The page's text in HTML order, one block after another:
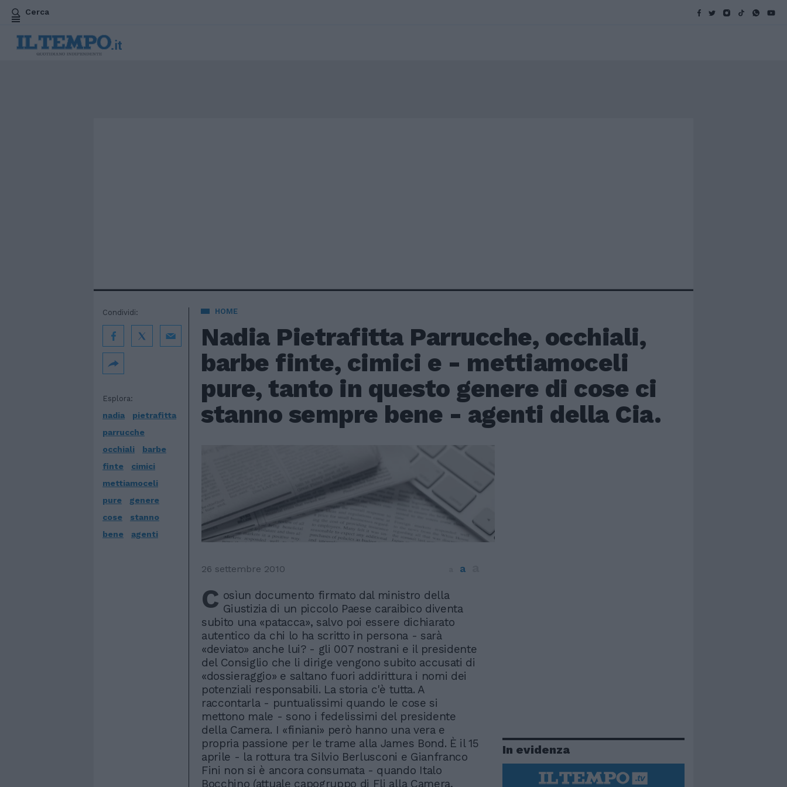
Cerca
HOME
Nadia Pietrafitta Parrucche, occhiali,
barbe finte, cimici e - mettiamoceli
pure, tanto in questo genere di cose ci
stanno sempre bene - agenti della Cia.
Esplora:
nadia
pietrafitta
parrucche
occhiali
barbe
finte
cimici
mettiamoceli
pure
genere
cose
stanno
bene
agenti
Condividi:
26 settembre 2010 a
C osìun documento firmato dal ministro della
Giustizia di un piccolo Paese caraibico diventa
subito una «patacca», salvo poi essere dichiarato
autentico da chi lo ha scritto in persona - sarà
«deviato» anche lui? - gli 007 nostrani e il presidente
del Consiglio che li dirige vengono subito accusati di
«dossieraggio» e saltano fuori addirittura i nomi dei
potenziali responsabili. La storia c'è tutta. A
raccontarla - puntualissimi quando le cose si
mettono male - sono i fedelissimi del presidente
della Camera. I «finiani» però hanno una vera e
propria passione per le trame alla James Bond. È il 15
aprile - la rottura tra Silvio Berlusconi e Gianfranco
Fini non si è ancora consumata - quando Italo
Bocchino (attuale capogruppo di Fli alla Camera,
In evidenza